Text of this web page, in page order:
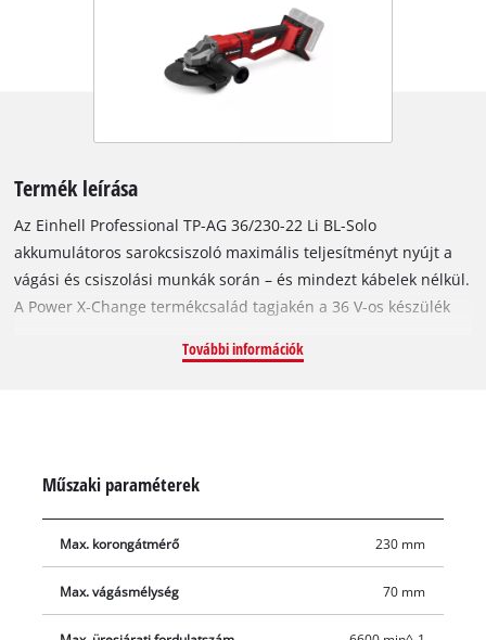
Termék leírása
Az Einhell Professional TP-AG 36/230-22 Li BL-Solo
akkumulátoros sarokcsiszoló maximális teljesítményt nyújt a
vágási és csiszolási munkák során – és mindezt kábelek nélkül.
A Power X-Change termékcsalád tagjakén a 36 V-os készülék
szénkefe nélküli (brushless) motorral. A szénkefe nélküli
teljesítményt adjon le, mint egy 2200 wattos vezetékes
készülék. A robusztus kialakítású, alumínium hajtóműházzal
és integrált túlterhelésvédelemmel felszerelt készülék
teljesítményintenzív alkalmazások során is. A 230 mm-es
korongátmérőnek és a max. 70 mm-es vágásimélységnek
További információk
Műszaki paraméterek
Max. korongátmérő 230 mm
Max. vágásmélység 70 mm